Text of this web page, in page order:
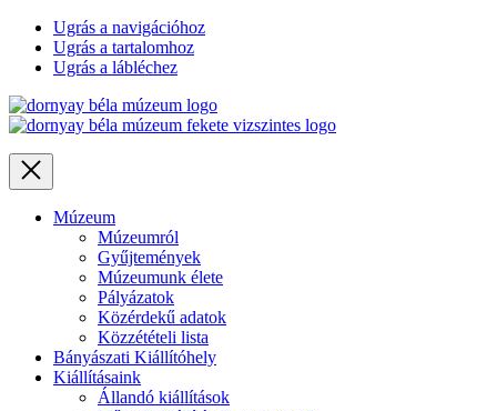
Ugrás a navigációhoz
Ugrás a tartalomhoz
Ugrás a lábléchez
Close
Múzeum
Múzeumról
Gyűjtemények
Múzeumunk élete
Pályázatok
Közérdekű adatok
Közzétételi lista
Bányászati Kiállítóhely
Kiállításaink
Állandó kiállítások